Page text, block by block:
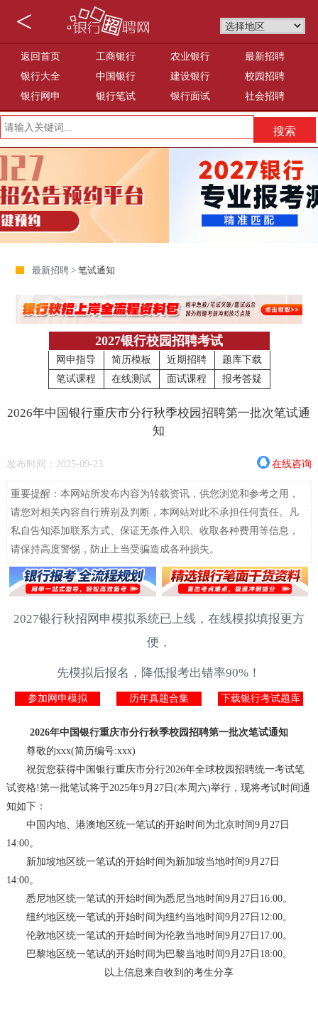
<
返回首页 工商银行 农业银行
最新招聘
银行大全
中国银行 建设银行
校园招聘
银行网申
银行笔试 银行面试 社会招聘
最新招聘 >笔试通知
2027银行校园招聘考试
网申指导 简历模板 近期招聘
题库下载
笔试课程
在线测试 面试课程 报考答疑
2026年中国银行重庆市分行秋季校园招聘第一批次笔试通
知
发布时间：2025-09-23 在线咨询
重要提醒：本网站所发布内容为转载资讯，供您浏览和参考之用，
请您对相关内容自行辨别及判断，本网站对此不承担任何责任。凡
私自告知添加联系方式、保证无条件入职、收取各种费用等信息，
请保持高度警惕，防止上当受骗造成各种损失。
2027银行秋招网申模拟系统已上线，在线模拟填报更方
便，
先模拟后报名，降低报考出错率90%！
参加网申模拟 历年真题合集 下载银行考试题库
2026年中国银行重庆市分行秋季校园招聘第一批次笔试通知
尊敬的xxx(简历编号:xxx)
祝贺您获得中国银行重庆市分行2026年全球校园招聘统一考试笔
试资格!第一批笔试将于2025年9月27日(本周六)举行，现将考试时间通
知如下：
中国内地、港澳地区统一笔试的开始时间为北京时间9月27日
14:00。
新加坡地区统一笔试的开始时间为新加坡当地时间9月27日
14:00。
悉尼地区统一笔试的开始时间为悉尼当地时间9月27日16:00。
纽约地区统一笔试的开始时间为纽约当地时间9月27日12:00。
伦敦地区统一笔试的开始时间为伦敦当地时间9月27日17:00。
巴黎地区统一笔试的开始时间为巴黎当地时间9月27日18:00。
以上信息来自收到的考生分享